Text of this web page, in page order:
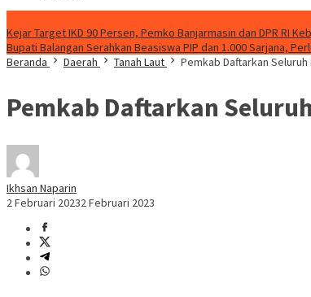
Kejar Target IKD 90 Persen, Pemko Banjarmasin dan DPR RI
Bupati Balangan Serahkan Beasiswa PIP dan 1.000 Sarjana,
Beranda
Daerah Tanah Laut Pemkab Daftarkan
Pemkab Daftarkan
Ikhsan Naparin
2 Februari 20232 Februari 2023